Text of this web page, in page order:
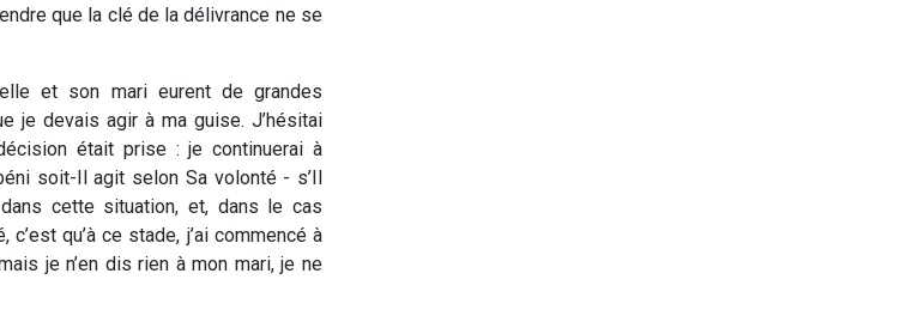
que la clé de la délivrance ne se
elle et son mari eurent de grandes
je devais agir à ma guise. J’hésitai
était prise : je continuerai à
soit-Il agit selon Sa volonté - s’Il
cette situation, et, dans le cas
qu’à ce stade, j’ai commencé à
je n’en dis rien à mon mari, je ne